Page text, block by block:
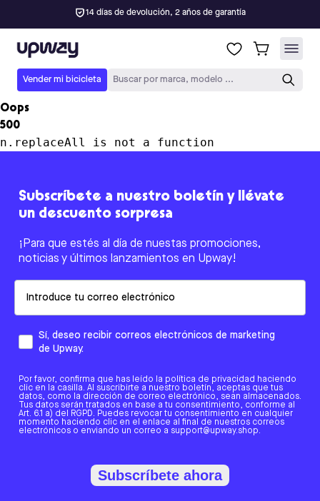
14 días de devolución, 2 años de garantía
Upway
Vender mi bicicleta Buscar por marca, modelo ...
Oops
500
n.replaceAll is not a function
Subscríbete a nuestro boletín y llévate
un descuento sorpresa
¡Para que estés al día de nuestas promociones,
noticias y últimos lanzamientos en Upway!
Sí, deseo recibir correos electrónicos de marketing
de Upway.
Por favor, confirma que has leído la política de privacidad haciendo
clic en la casilla. Al suscribirte a nuestro boletín, aceptas que tus
datos, como la dirección de correo electrónico, sean almacenados.
Tus datos serán tratados en base a tu consentimiento, conforme al
Art. 6.1 a) del RGPD. Puedes revocar tu consentimiento en cualquier
momento haciendo clic en el enlace al final de nuestros correos
electrónicos o enviando un correo a support@upway.shop.
Subscríbete ahora